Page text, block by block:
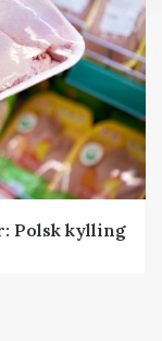
Polsk kylling